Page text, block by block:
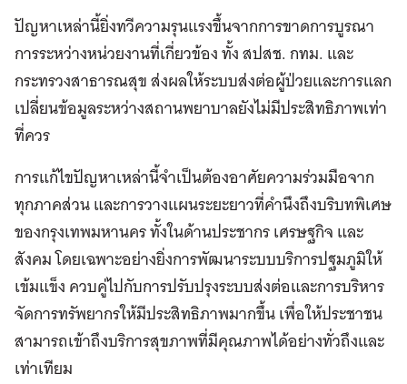
ปัญหาเหล่านี้ยิ่งทวีความรุนแรงขึ้นจากการขาดการบูรณา
การระหว่างหน่วยงานที่เกี่ยวข้อง ทั้ง สปสช. กทม. และ
กระทรวงสาธารณสุข ส่งผลให้ระบบส่งต่อผู้ป่วยและการแลก
เปลี่ยนข้อมูลระหว่างสถานพยาบาลยังไม่มีประสิทธิภาพเท่า
ที่ควร
การแก้ไขปัญหาเหล่านี้จำเป็นต้องอาศัยความร่วมมือจาก
ทุกภาคส่วน และการวางแผนระยะยาวที่คำนึงถึงบริบทพิเศษ
ของกรุงเทพมหานคร ทั้งในด้านประชากร เศรษฐกิจ และ
สังคม โดยเฉพาะอย่างยิ่งการพัฒนาระบบบริการปฐมภูมิให้
เข้มแข็ง ควบคู่ไปกับการปรับปรุงระบบส่งต่อและการบริหาร
จัดการทรัพยากรให้มีประสิทธิภาพมากขึ้น เพื่อให้ประชาชน
สามารถเข้าถึงบริการสุขภาพที่มีคุณภาพได้อย่างทั่วถึงและ
เท่าเทียม​​​​​​​​​​​​​​​​